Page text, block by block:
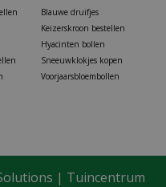
Blauwe druifjes
Keizerskroon bestellen
Hyacinten bollen
Sneeuwklokjes kopen
Voorjaarsbloembollen
| Tuincentrum